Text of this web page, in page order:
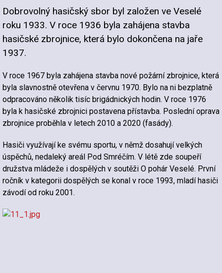
Dobrovolný hasičský sbor byl založen ve Veselé
roku 1933. V roce 1936 byla zahájena stavba
hasičské zbrojnice, která bylo dokončena na jaře
1937.
V roce 1967 byla zahájena stavba nové požární zbrojnice, která
byla slavnostně otevřena v červnu 1970. Bylo na ni bezplatně
odpracováno několik tisíc brigádnických hodin. V roce 1976
byla k hasičské zbrojnici postavena přístavba. Poslední oprava
zbrojnice proběhla v letech 2010 a 2020 (fasády).
Hasiči využívají ke svému sportu, v němž dosahují velkých
úspěchů, nedaleký areál Pod Smréčím. V létě zde soupeří
družstva mládeže i dospělých v soutěži O pohár Veselé. První
ročník v kategorii dospělých se konal v roce 1993, mladí hasiči
závodí od roku 2001.